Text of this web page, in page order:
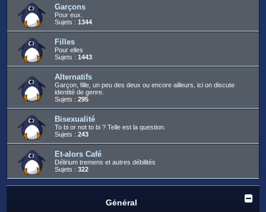
Garçons
Pour eux.
Sujets : 1344
Filles
Pour elles
Sujets : 1443
Alternatifs
Garçon, fille, un peu des deux ou encore ailleurs, ici on discute
identité de genre.
Sujets : 295
Bisexualité
To bi or not to bi ? Telle est la question.
Sujets : 243
Et-alors Café
Délirium tremens et autres débilités
Sujets : 322
Général